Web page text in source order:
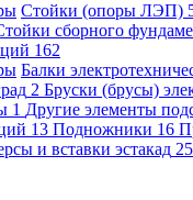
Стойки (опоры ЛЭП)
сборного
162
Балки
2 Бруски (брусы)
1 Другие элементы
13 Подножники 16
и вставки эстакад 25